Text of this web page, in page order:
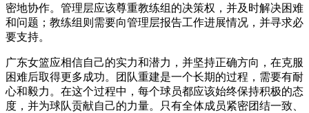
密地协作。管理层应该尊重教练组的决策权，并及时解决困难
和问题；教练组则需要向管理层报告工作进展情况，并寻求必
要支持。
广东女篮应相信自己的实力和潜力，并坚持正确方向，在克服
困难后取得更多成功。团队重建是一个长期的过程，需要有耐
心和毅力。在这个过程中，每个球员都应该始终保持积极的态
度，并为球队贡献自己的力量。只有全体成员紧密团结一致、